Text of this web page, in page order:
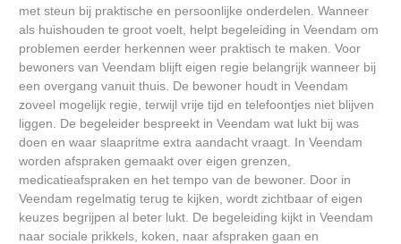
met steun bij praktische en persoonlijke onderdelen. Wanneer
als huishouden te groot voelt, helpt begeleiding in Veendam om
problemen eerder herkennen weer praktisch te maken. Voor
bewoners van Veendam blijft eigen regie belangrijk wanneer bij
een overgang vanuit thuis. De bewoner houdt in Veendam
zoveel mogelijk regie, terwijl vrije tijd en telefoontjes niet blijven
liggen. De begeleider bespreekt in Veendam wat lukt bij was
doen en waar slaapritme extra aandacht vraagt. In Veendam
worden afspraken gemaakt over eigen grenzen,
medicatieafspraken en het tempo van de bewoner. Door in
Veendam regelmatig terug te kijken, wordt zichtbaar of eigen
keuzes begrijpen al beter lukt. De begeleiding kijkt in Veendam
naar sociale prikkels, koken, naar afspraken gaan en